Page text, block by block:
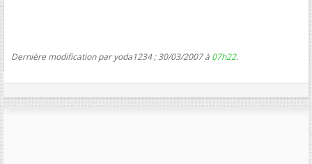
Dernière modification par yoda1234 ; 30/03/2007 à 07h22.